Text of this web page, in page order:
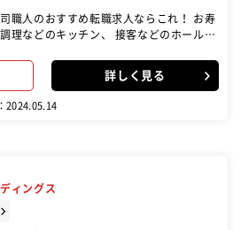
人のおすすめ転職求人ならこれ！ お寿
理などのキッチン、 接客などのホール業
詳しく見る
2024.05.14
ィングス